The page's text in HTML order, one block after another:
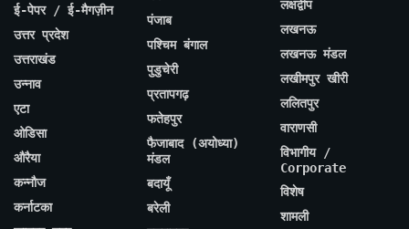
ई-पेपर / ई-मैगज़ीन
उत्तर प्रदेश
उत्तराखंड
उन्नाव
एटा
ओडिसा
औरैया
कन्नौज
कर्नाटका
पंजाब
पश्चिम बंगाल
पुडुचेरी
प्रतापगढ़
फतेहपुर
फैजाबाद (अयोध्या)
मंडल
बदायूँ
बरेली
लक्षद्वीप
लखनऊ
लखनऊ मंडल
लखीमपुर खीरी
ललितपुर
वाराणसी
विभागीय /
Corporate
विशेष
शामली